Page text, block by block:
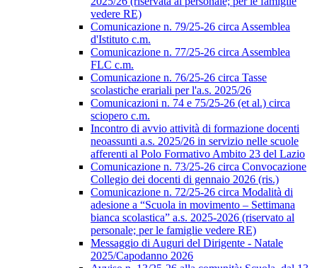
vedere RE)
Comunicazione n. 79/25-26 circa Assemblea
d'Istituto c.m.
Comunicazione n. 77/25-26 circa Assemblea
FLC c.m.
Comunicazione n. 76/25-26 circa Tasse
scolastiche erariali per l'a.s. 2025/26
Comunicazioni n. 74 e 75/25-26 (et al.) circa
sciopero c.m.
Incontro di avvio attività di formazione docenti
neoassunti a.s. 2025/26 in servizio nelle scuole
afferenti al Polo Formativo Ambito 23 del Lazio
Comunicazione n. 73/25-26 circa Convocazione
Collegio dei docenti di gennaio 2026 (ris.)
Comunicazione n. 72/25-26 circa Modalità di
adesione a “Scuola in movimento – Settimana
bianca scolastica” a.s. 2025-2026 (riservato al
personale; per le famiglie vedere RE)
Messaggio di Auguri del Dirigente - Natale
2025/Capodanno 2026